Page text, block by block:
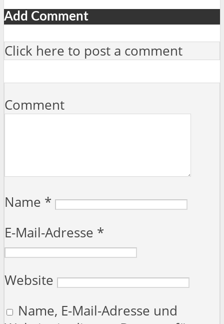
Add Comment
Click here to post a comment
Comment
Name *
E-Mail-Adresse *
Website
Name, E-Mail-Adresse und